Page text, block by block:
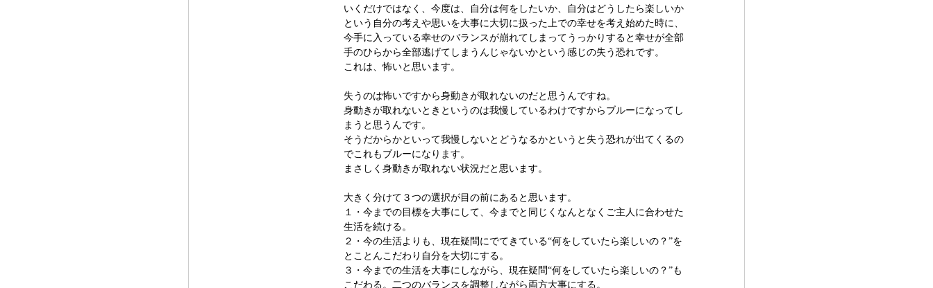
いくだけではなく、今度は、自分は何をしたいか、自分はどうしたら楽しいか
という自分の考えや思いを大事に大切に扱った上での幸せを考え始めた時に、
今手に入っている幸せのバランスが崩れてしまってうっかりすると幸せが全部
手のひらから全部逃げてしまうんじゃないかという感じの失う恐れです。
これは、怖いと思います。
失うのは怖いですから身動きが取れないのだと思うんですね。
身動きが取れないときというのは我慢しているわけですからブルーになってし
まうと思うんです。
そうだからかといって我慢しないとどうなるかというと失う恐れが出てくるの
でこれもブルーになります。
まさしく身動きが取れない状況だと思います。
大きく分けて３つの選択が目の前にあると思います。
１・今までの目標を大事にして、今までと同じくなんとなくご主人に合わせた
生活を続ける。
２・今の生活よりも、現在疑問にでてきている“何をしていたら楽しいの？”を
とことんこだわり自分を大切にする。
３・今までの生活を大事にしながら、現在疑問“何をしていたら楽しいの？”も
こだわる。二つのバランスを調整しながら両方大事にする。